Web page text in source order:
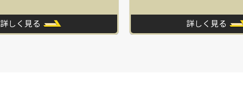
詳しく見る 詳しく見る